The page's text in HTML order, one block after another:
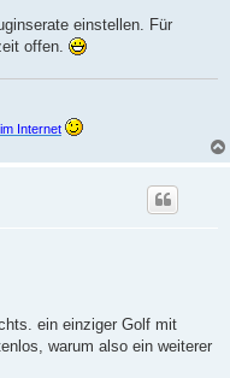
einstellen. Für
offen.
Internet
ein einziger Golf mit
warum also ein weiterer